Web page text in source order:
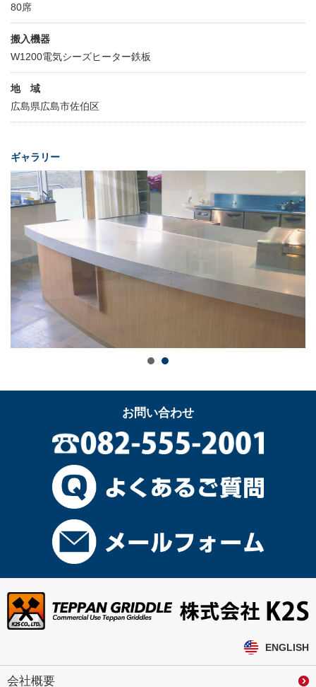
80席
搬入機器
W1200電気シーズヒーター鉄板
地 域
広島県広島市佐伯区
ギャラリー
お問い合わせ
ENGLISH
会社概要